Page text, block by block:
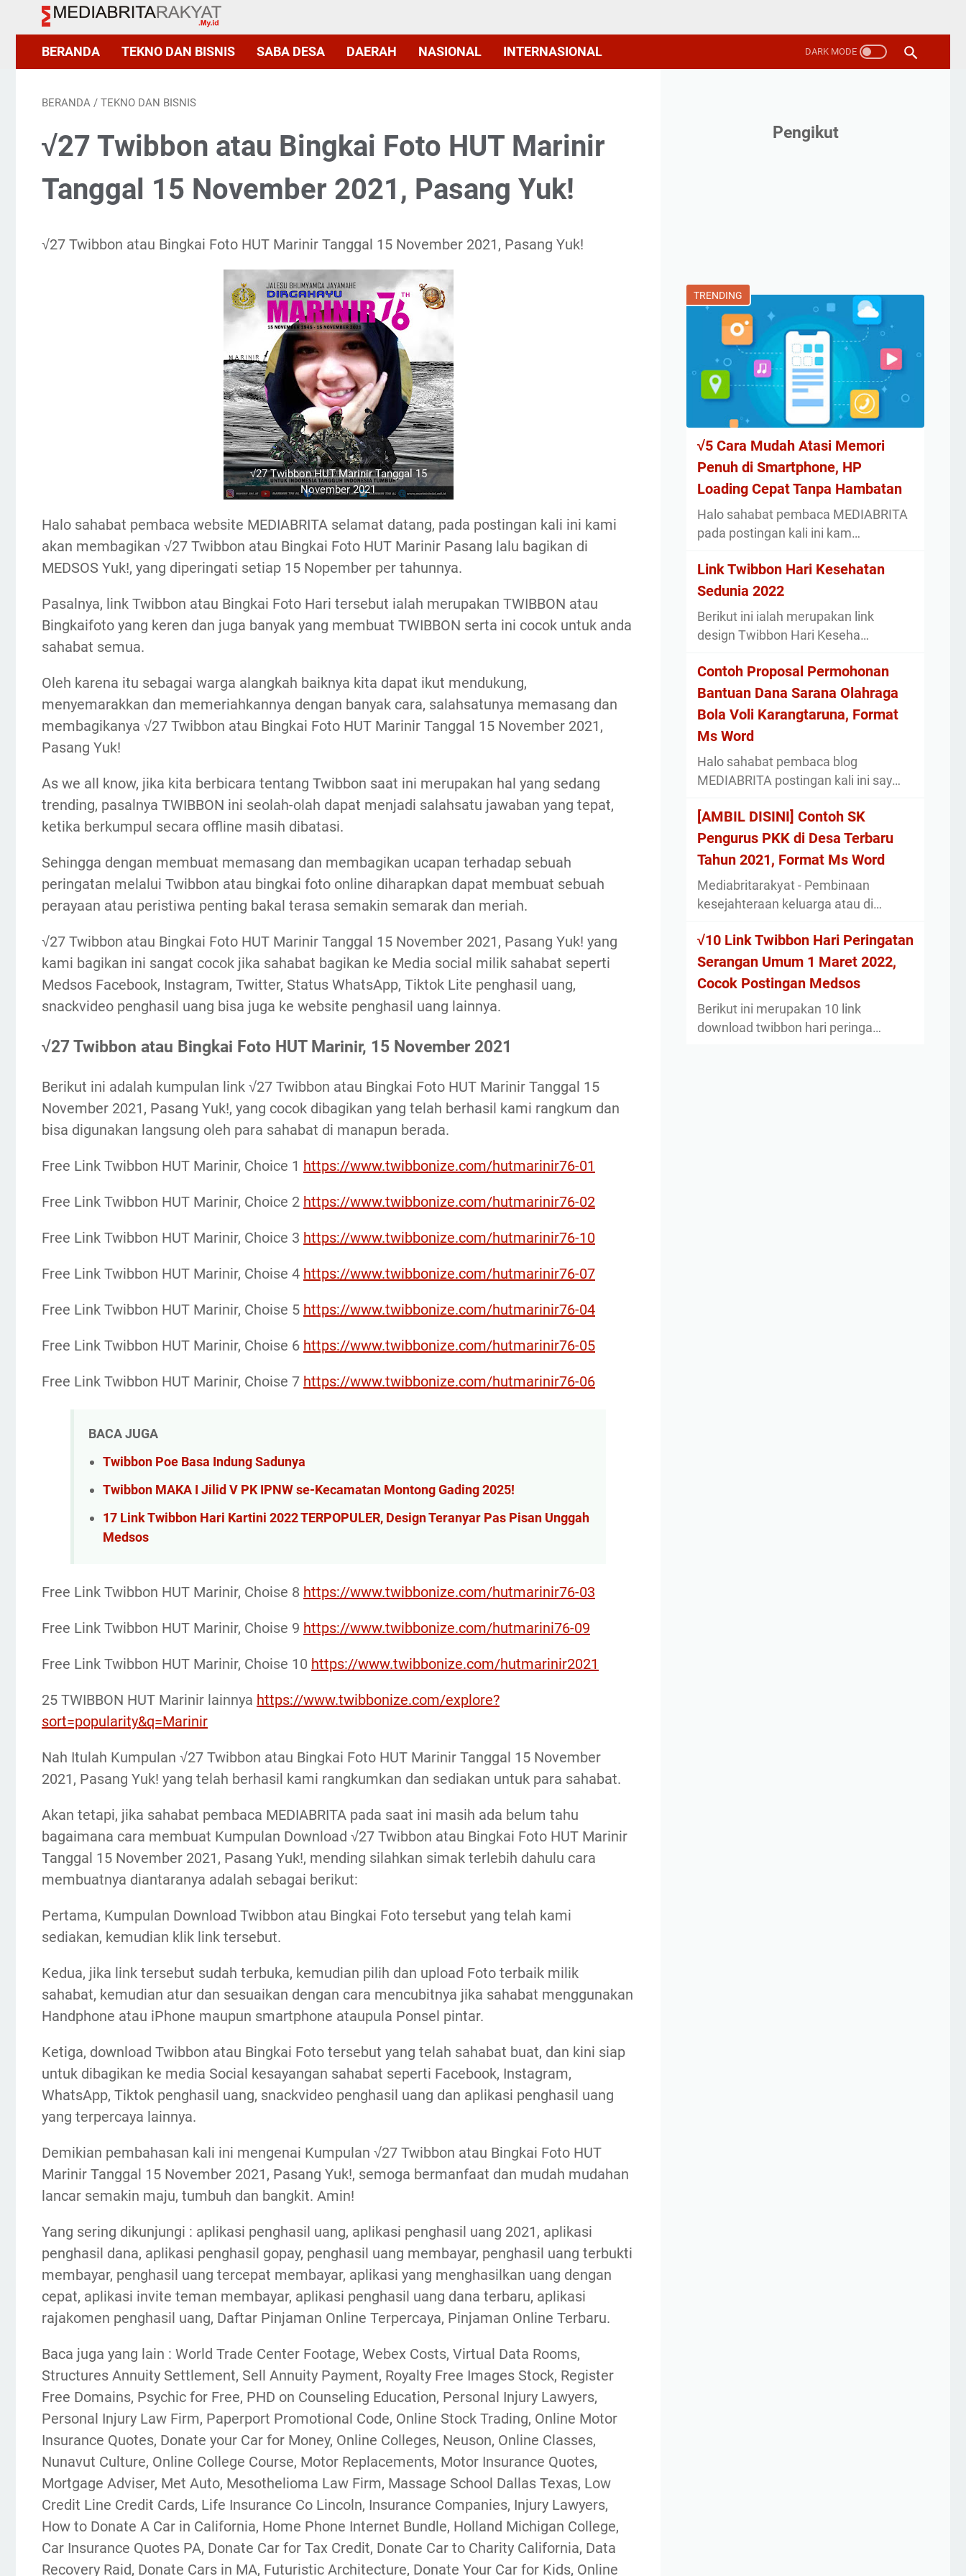
BERANDA TEKNO DAN BISNIS SABA DESA DAERAH NASIONAL INTERNASIONAL
BERANDA / TEKNO DAN BISNIS
√27 Twibbon atau Bingkai Foto HUT Marinir
Tanggal 15 November 2021, Pasang Yuk!
√27 Twibbon atau Bingkai Foto HUT Marinir Tanggal 15 November 2021, Pasang Yuk!
√27 Twibbon HUT Marinir Tanggal 15
November 2021
Halo sahabat pembaca website MEDIABRITA selamat datang, pada postingan kali ini kami
akan membagikan √27 Twibbon atau Bingkai Foto HUT Marinir Pasang lalu bagikan di
MEDSOS Yuk!, yang diperingati setiap 15 Nopember per tahunnya.
Pasalnya, link Twibbon atau Bingkai Foto Hari tersebut ialah merupakan TWIBBON atau
Bingkaifoto yang keren dan juga banyak yang membuat TWIBBON serta ini cocok untuk anda
sahabat semua.
Oleh karena itu sebagai warga alangkah baiknya kita dapat ikut mendukung,
menyemarakkan dan memeriahkannya dengan banyak cara, salahsatunya memasang dan
membagikanya √27 Twibbon atau Bingkai Foto HUT Marinir Tanggal 15 November 2021,
Pasang Yuk!
As we all know, jika kita berbicara tentang Twibbon saat ini merupakan hal yang sedang
trending, pasalnya TWIBBON ini seolah-olah dapat menjadi salahsatu jawaban yang tepat,
ketika berkumpul secara offline masih dibatasi.
Sehingga dengan membuat memasang dan membagikan ucapan terhadap sebuah
peringatan melalui Twibbon atau bingkai foto online diharapkan dapat membuat sebuah
perayaan atau peristiwa penting bakal terasa semakin semarak dan meriah.
√27 Twibbon atau Bingkai Foto HUT Marinir Tanggal 15 November 2021, Pasang Yuk! yang
kami bagikan ini sangat cocok jika sahabat bagikan ke Media social milik sahabat seperti
Medsos Facebook, Instagram, Twitter, Status WhatsApp, Tiktok Lite penghasil uang,
snackvideo penghasil uang bisa juga ke website penghasil uang lainnya.
√27 Twibbon atau Bingkai Foto HUT Marinir, 15 November 2021
Berikut ini adalah kumpulan link √27 Twibbon atau Bingkai Foto HUT Marinir Tanggal 15
November 2021, Pasang Yuk!, yang cocok dibagikan yang telah berhasil kami rangkum dan
bisa digunakan langsung oleh para sahabat di manapun berada.
Free Link Twibbon HUT Marinir, Choice 1 https://www.twibbonize.com/hutmarinir76-01
Free Link Twibbon HUT Marinir, Choice 2 https://www.twibbonize.com/hutmarinir76-02
Free Link Twibbon HUT Marinir, Choice 3 https://www.twibbonize.com/hutmarinir76-10
Free Link Twibbon HUT Marinir, Choise 4 https://www.twibbonize.com/hutmarinir76-07
Free Link Twibbon HUT Marinir, Choise 5 https://www.twibbonize.com/hutmarinir76-04
Free Link Twibbon HUT Marinir, Choise 6 https://www.twibbonize.com/hutmarinir76-05
Free Link Twibbon HUT Marinir, Choise 7 https://www.twibbonize.com/hutmarinir76-06
BACA JUGA
Twibbon Poe Basa Indung Sadunya
Twibbon MAKA I Jilid V PK IPNW se-Kecamatan Montong Gading 2025!
17 Link Twibbon Hari Kartini 2022 TERPOPULER, Design Teranyar Pas Pisan Unggah
Medsos
Free Link Twibbon HUT Marinir, Choise 8 https://www.twibbonize.com/hutmarinir76-03
Free Link Twibbon HUT Marinir, Choise 9 https://www.twibbonize.com/hutmarini76-09
Free Link Twibbon HUT Marinir, Choise 10 https://www.twibbonize.com/hutmarinir2021
25 TWIBBON HUT Marinir lainnya https://www.twibbonize.com/explore?
sort=popularity&q=Marinir
Nah Itulah Kumpulan √27 Twibbon atau Bingkai Foto HUT Marinir Tanggal 15 November
2021, Pasang Yuk! yang telah berhasil kami rangkumkan dan sediakan untuk para sahabat.
Akan tetapi, jika sahabat pembaca MEDIABRITA pada saat ini masih ada belum tahu
bagaimana cara membuat Kumpulan Download √27 Twibbon atau Bingkai Foto HUT Marinir
Tanggal 15 November 2021, Pasang Yuk!, mending silahkan simak terlebih dahulu cara
membuatnya diantaranya adalah sebagai berikut:
Pertama, Kumpulan Download Twibbon atau Bingkai Foto tersebut yang telah kami
sediakan, kemudian klik link tersebut.
Kedua, jika link tersebut sudah terbuka, kemudian pilih dan upload Foto terbaik milik
sahabat, kemudian atur dan sesuaikan dengan cara mencubitnya jika sahabat menggunakan
Handphone atau iPhone maupun smartphone ataupula Ponsel pintar.
Ketiga, download Twibbon atau Bingkai Foto tersebut yang telah sahabat buat, dan kini siap
untuk dibagikan ke media Social kesayangan sahabat seperti Facebook, Instagram,
WhatsApp, Tiktok penghasil uang, snackvideo penghasil uang dan aplikasi penghasil uang
yang terpercaya lainnya.
Demikian pembahasan kali ini mengenai Kumpulan √27 Twibbon atau Bingkai Foto HUT
Marinir Tanggal 15 November 2021, Pasang Yuk!, semoga bermanfaat dan mudah mudahan
lancar semakin maju, tumbuh dan bangkit. Amin!
Yang sering dikunjungi : aplikasi penghasil uang, aplikasi penghasil uang 2021, aplikasi
penghasil dana, aplikasi penghasil gopay, penghasil uang membayar, penghasil uang terbukti
membayar, penghasil uang tercepat membayar, aplikasi yang menghasilkan uang dengan
cepat, aplikasi invite teman membayar, aplikasi penghasil uang dana terbaru, aplikasi
rajakomen penghasil uang, Daftar Pinjaman Online Terpercaya, Pinjaman Online Terbaru.
Baca juga yang lain : World Trade Center Footage, Webex Costs, Virtual Data Rooms,
Structures Annuity Settlement, Sell Annuity Payment, Royalty Free Images Stock, Register
Free Domains, Psychic for Free, PHD on Counseling Education, Personal Injury Lawyers,
Personal Injury Law Firm, Paperport Promotional Code, Online Stock Trading, Online Motor
Insurance Quotes, Donate your Car for Money, Online Colleges, Neuson, Online Classes,
Nunavut Culture, Online College Course, Motor Replacements, Motor Insurance Quotes,
Mortgage Adviser, Met Auto, Mesothelioma Law Firm, Massage School Dallas Texas, Low
Credit Line Credit Cards, Life Insurance Co Lincoln, Insurance Companies, Injury Lawyers,
How to Donate A Car in California, Home Phone Internet Bundle, Holland Michigan College,
Car Insurance Quotes PA, Donate Car for Tax Credit, Donate Car to Charity California, Data
Recovery Raid, Donate Cars in MA, Futuristic Architecture, Donate Your Car for Kids, Online
Pengikut
TRENDING
√5 Cara Mudah Atasi Memori
Penuh di Smartphone, HP
Loading Cepat Tanpa Hambatan
Halo sahabat pembaca MEDIABRITA
pada postingan kali ini kam…
Link Twibbon Hari Kesehatan
Sedunia 2022
Berikut ini ialah merupakan link
design Twibbon Hari Keseha…
Contoh Proposal Permohonan
Bantuan Dana Sarana Olahraga
Bola Voli Karangtaruna, Format
Ms Word
Halo sahabat pembaca blog
MEDIABRITA postingan kali ini say…
[AMBIL DISINI] Contoh SK
Pengurus PKK di Desa Terbaru
Tahun 2021, Format Ms Word
Mediabritarakyat - Pembinaan
kesejahteraan keluarga atau di…
√10 Link Twibbon Hari Peringatan
Serangan Umum 1 Maret 2022,
Cocok Postingan Medsos
Berikut ini merupakan 10 link
download twibbon hari peringa…